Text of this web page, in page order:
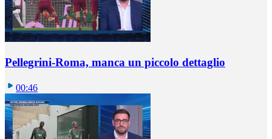
Pellegrini-Roma, manca un piccolo dettaglio
00:46